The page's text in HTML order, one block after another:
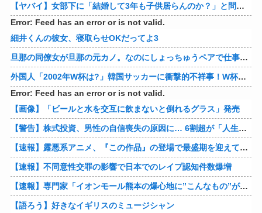
【ヤバイ】女部下に「結婚して3年も子供居らんのか？」と問い詰めた結果ｗｗｗｗ 他
Error: Feed has an error or is not valid.
細井くんの彼女、寝取らせOKだってよ3
旦那の同僚女が旦那の元カノ。なのにしょっちゅうペアで仕事してて遅くまで残業したり二人で出張に行ったり。なんで「今度の出張は一人で行く」って嘘つくのかな
外国人「2002年W杯は?」韓国サッカーに衝撃的不祥事！W杯予選でレフリーへの性的接待発覚！海外騒然！【海外の反応】
Error: Feed has an error or is not valid.
【画像】「ビールと水を交互に飲まないと倒れるグラス」発売
【警告】株式投資、男性の自信喪失の原因に… 6割超が「人生の敗者」自認
【速報】露悪系アニメ、『この作品』の登場で最盛期を迎えてしまう…
【速報】不同意性交罪の影響で日本でのレイプ認知件数爆増
【速報】専門家「イオンモール熊本の爆心地に”こんなもの”があったんだけど…」
【語ろう】好きなイギリスのミュージシャン